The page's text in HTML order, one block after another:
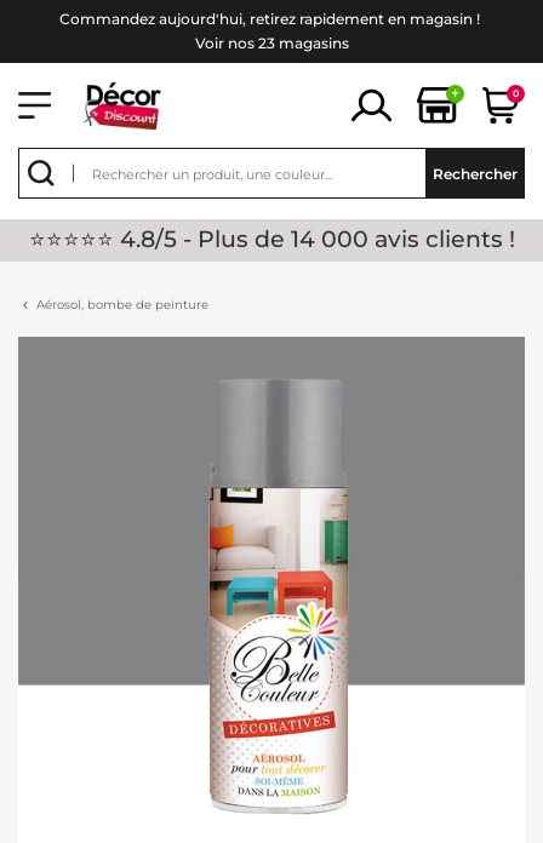
Commandez aujourd'hui, retirez rapidement en magasin !
Voir nos 23 magasins
+ 0
Rechercher
⭐⭐⭐⭐⭐ 4.8/5 - Plus de 14 000 avis clients !
Aérosol, bombe de peinture